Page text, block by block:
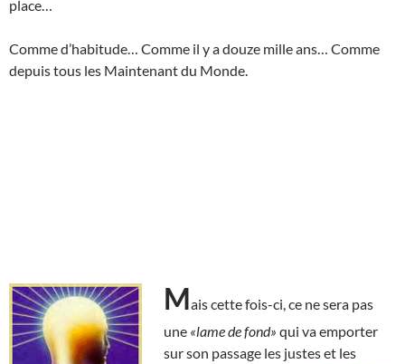
place…
Comme d’habitude… Comme il y a douze mille ans… Comme
depuis tous les Maintenant du Monde.
Mais cette fois-ci, ce ne sera pas
une «lame de fond» qui va emporter
sur son passage les justes et les